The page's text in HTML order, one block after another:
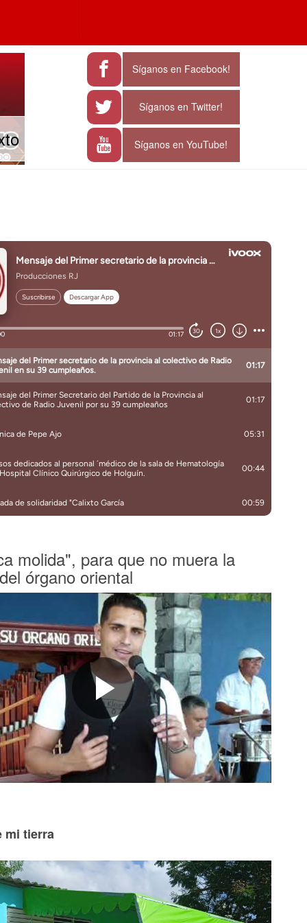
characters for results.
Síganos en Facebook!
Síganos en Twitter!
Síganos en YouTube!
molida", para que no muera la
órgano oriental
mi tierra